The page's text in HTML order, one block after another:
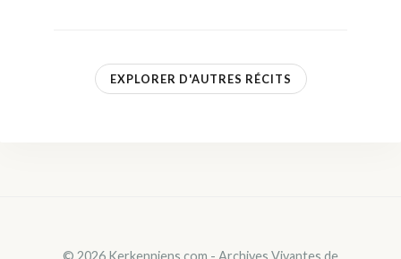
EXPLORER D'AUTRES RÉCITS